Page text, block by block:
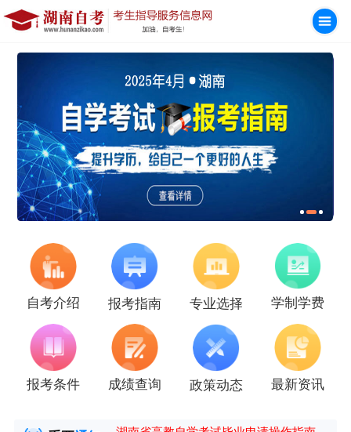
自考介绍 报考指南 专业选择 学制学费
报考条件 成绩查询 政策动态 最新资讯
湖南省高教自学考试毕业申请操作指南